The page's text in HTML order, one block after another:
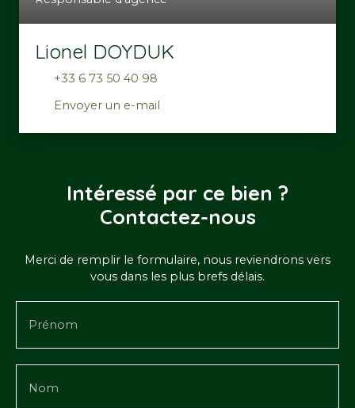
Lionel DOYDUK
+33 6 73 50 40 98
Envoyer un e-mail
Intéressé par ce bien ?
Contactez-nous
Merci de remplir le formulaire, nous reviendrons vers
vous dans les plus brefs délais.
Prénom
Nom